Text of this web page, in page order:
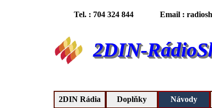
2DIN-
2DIN Rádia Doplňky Návody
Email :
Tel. : 704 324 844